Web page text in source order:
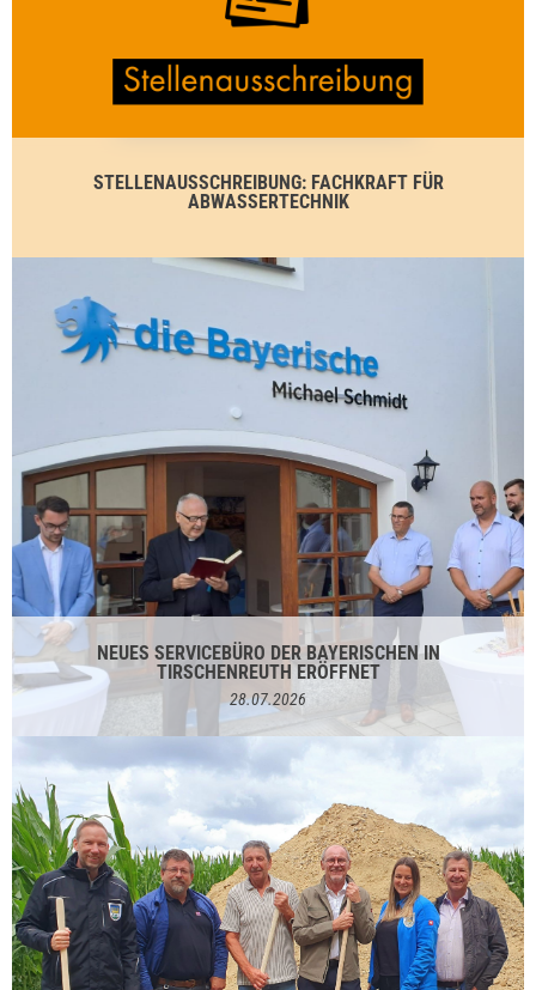
STELLENAUSSCHREIBUNG: FACHKRAFT FÜR
ABWASSERTECHNIK
NEUES SERVICEBÜRO DER BAYERISCHEN IN
TIRSCHENREUTH ERÖFFNET
28.07.2026